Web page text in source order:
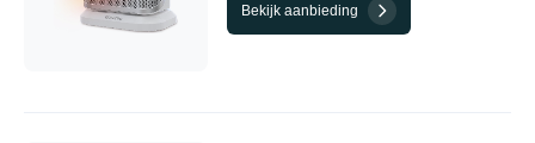
Bekijk aanbieding